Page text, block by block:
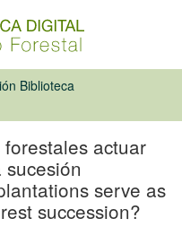
Biblioteca
actuar
serve as
succession?